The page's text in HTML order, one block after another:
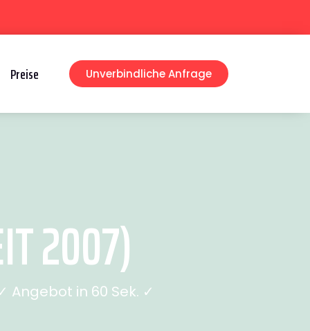
Preise Unverbindliche Anfrage
2007)
Angebot in 60 Sek. ✓